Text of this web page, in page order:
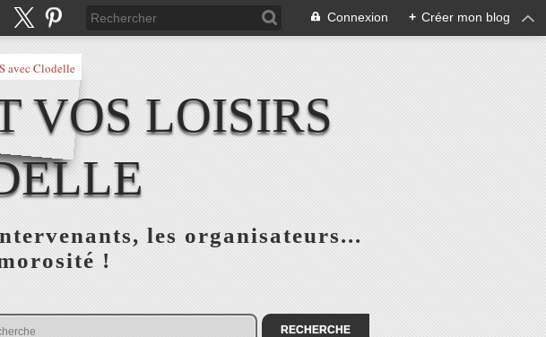
Connexion + Créer mon blog
VOS LOISIRS
les organisateurs...
!